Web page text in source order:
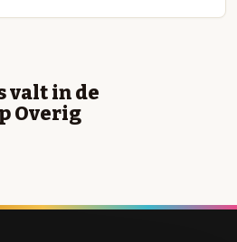
valt in de
Overig